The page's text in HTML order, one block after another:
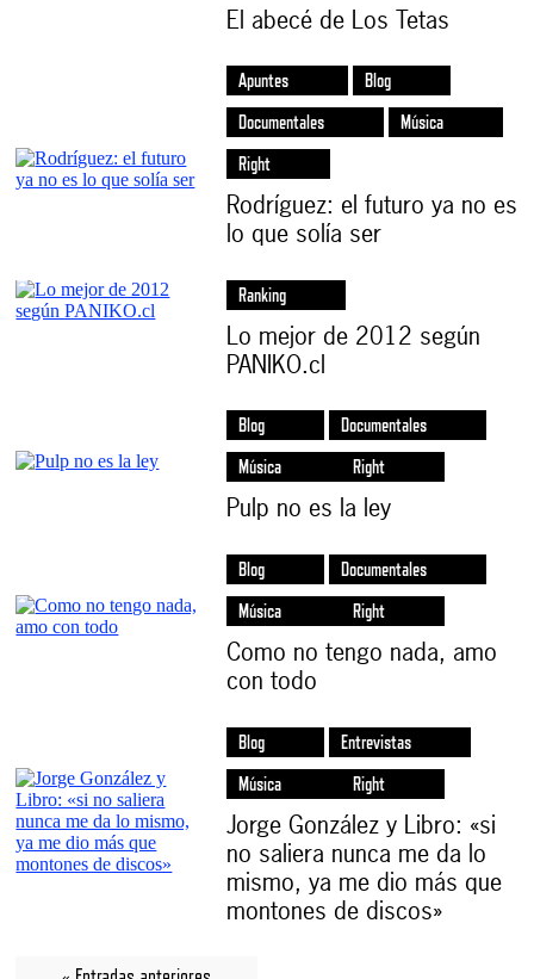
El abecé de Los Tetas
Apuntes
Blog
Documentales
Música
Right
Rodríguez: el futuro ya no es
lo que solía ser
Ranking
Lo mejor de 2012 según
PANIKO.cl
Blog
Documentales
Música
Right
Pulp no es la ley
Blog
Documentales
Música
Right
Como no tengo nada, amo
con todo
Blog
Entrevistas
Música
Right
Jorge González y Libro: «si
no saliera nunca me da lo
mismo, ya me dio más que
montones de discos»